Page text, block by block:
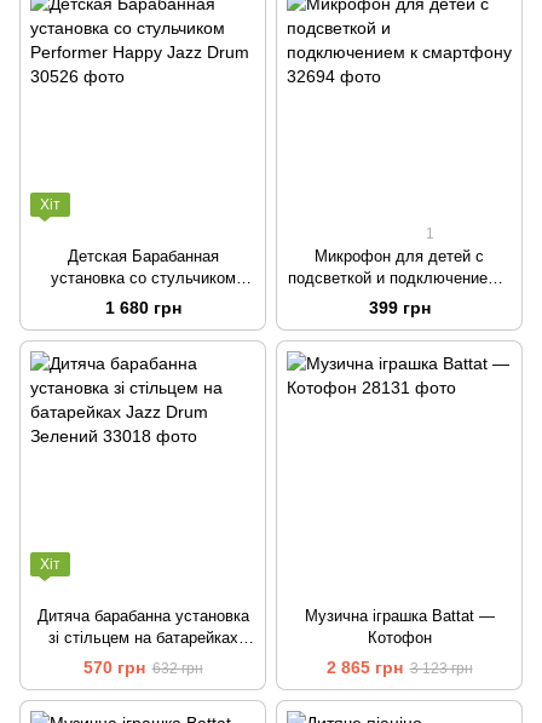
Хіт
Детская Барабанная
установка со стульчиком
Performer Happy Jazz Drum
1 680 грн
1
Микрофон для детей с
подсветкой и подключением к
смартфону
399 грн
Хіт
Дитяча барабанна установка
зі стільцем на батарейках
Jazz Drum Зелений
570 грн 632 грн
Музична іграшка Battat —
Котофон
2 865 грн 3 123 грн